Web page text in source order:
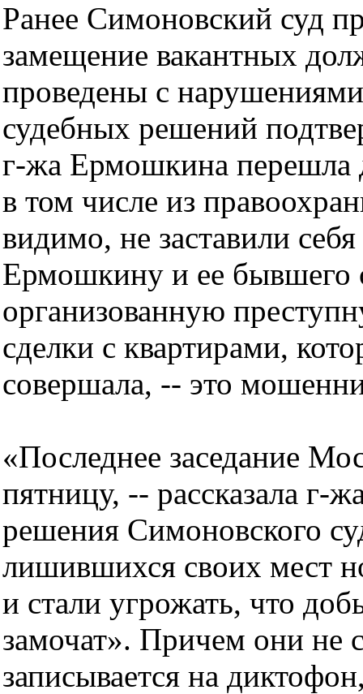
Ранее Симоновский суд
замещение вакантных
проведены с
судебных решений
г-жа Ермошкина перешла
в том числе из
видимо, не заставили
Ермошкину и ее бывшего
организованную
сделки с квартирами,
совершала, -- это
«Последнее заседание
пятницу, -- рассказала г-
решения Симоновского
лишившихся своих мест
и стали угрожать, что
замочат». Причем они не
записывается на